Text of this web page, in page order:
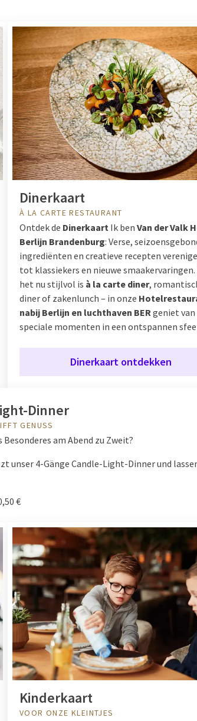
Dinerkaart
À LA CARTE RESTAURANT
Ontdek de Dinerkaart Ik ben Van der Valk
Berlijn Brandenburg: Verse,
ingrediënten en creatieve recepten
tot klassiekers en nieuwe
het nu stijlvol is à la carte diner,
diner of zakenlunch – in onze
nabij Berlijn en luchthaven BER geniet van
speciale momenten in een ontspannen
Dinerkaart ontdekken
Dinner
GENUSS
Besonderes am Abend zu Zweit?
unser 4-Gänge Candle-Light-Dinner und
€
Kinderkaart
VOOR ONZE KLEINTJES